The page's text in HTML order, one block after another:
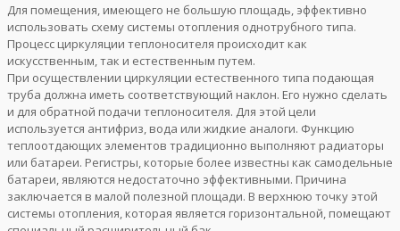
Для помещения, имеющего не большую площадь, эффективно
использовать схему системы отопления однотрубного типа.
Процесс циркуляции теплоносителя происходит как
искусственным, так и естественным путем.
При осуществлении циркуляции естественного типа подающая
труба должна иметь соответствующий наклон. Его нужно сделать
и для обратной подачи теплоносителя. Для этой цели
используется антифриз, вода или жидкие аналоги. Функцию
теплоотдающих элементов традиционно выполняют радиаторы
или батареи. Регистры, которые более известны как самодельные
батареи, являются недостаточно эффективными. Причина
заключается в малой полезной площади. В верхнюю точку этой
системы отопления, которая является горизонтальной, помещают